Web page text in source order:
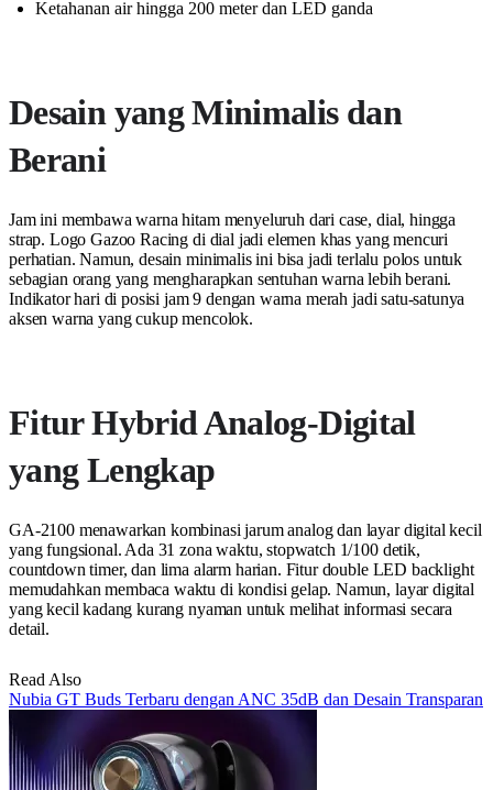
Ketahanan air hingga 200 meter dan LED ganda
Desain yang Minimalis dan
Berani
Jam ini membawa warna hitam menyeluruh dari case, dial, hingga
strap. Logo Gazoo Racing di dial jadi elemen khas yang mencuri
perhatian. Namun, desain minimalis ini bisa jadi terlalu polos untuk
sebagian orang yang mengharapkan sentuhan warna lebih berani.
Indikator hari di posisi jam 9 dengan warna merah jadi satu-satunya
aksen warna yang cukup mencolok.
Fitur Hybrid Analog-Digital
yang Lengkap
GA-2100 menawarkan kombinasi jarum analog dan layar digital kecil
yang fungsional. Ada 31 zona waktu, stopwatch 1/100 detik,
countdown timer, dan lima alarm harian. Fitur double LED backlight
memudahkan membaca waktu di kondisi gelap. Namun, layar digital
yang kecil kadang kurang nyaman untuk melihat informasi secara
detail.
Read Also
Nubia GT Buds Terbaru dengan ANC 35dB dan Desain Transparan